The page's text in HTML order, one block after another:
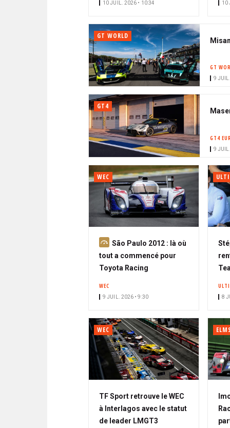
10 JUIL. 2026 • 10:34 10
GT WORLD
GT
9
GT4
GT4
9
WEC
A
b
o
São Paulo 2012 : là où
tout a commencé pour
Toyota Racing
WEC
9 JUIL. 2026 • 9:30 8
WEC
TF Sport retrouve le WEC
à Interlagos avec le statut
de leader LMGT3
ELMS